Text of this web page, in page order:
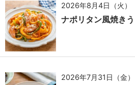
2026年8月4日（火）
ナポリタン風焼き
2026年7月31日（金）